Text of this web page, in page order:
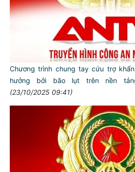
Chương trình chung tay cứu trợ
hưởng bởi bão lụt trên nền
(23/10/2025 09:41)